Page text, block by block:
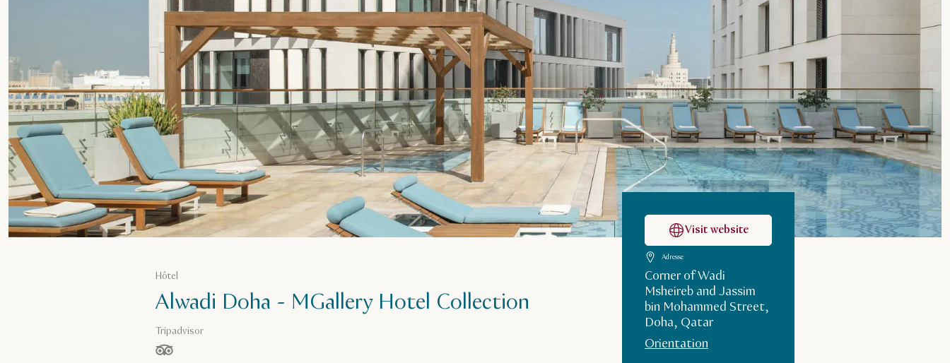
Hôtel
Alwadi Doha - MGallery Hotel Collection
Tripadvisor
étoiles sur 5, basé sur
Visit website
Adresse
Corner of Wadi
Msheireb and Jassim
bin Mohammed Street,
Doha, Qatar
Orientation